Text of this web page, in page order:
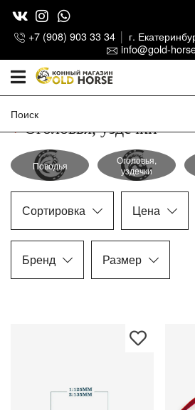
+7 (908) 903 33 34
г.
info@gold-
Оголовья, уздечки
Поводья
Оголовья,
уздечки
Сортировка Цена
Бренд Размер